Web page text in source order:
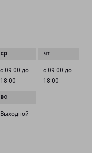
с 09:00 до
18:00
с 09:00 до
18:00
Выходной